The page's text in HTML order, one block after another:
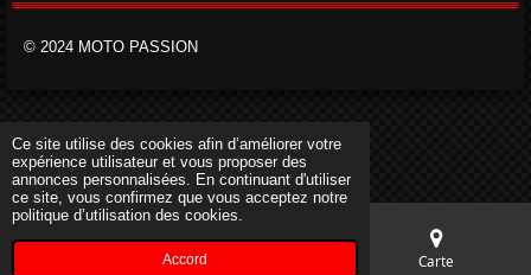
Ce site utilise des cookies afin d’améliorer votre
expérience utilisateur et vous proposer des
annonces personnalisées. En continuant d'utiliser
ce site, vous confirmez que vous acceptez notre
politique d’utilisation des cookies.
Accord
© 2024 MOTO PASSION
Carte